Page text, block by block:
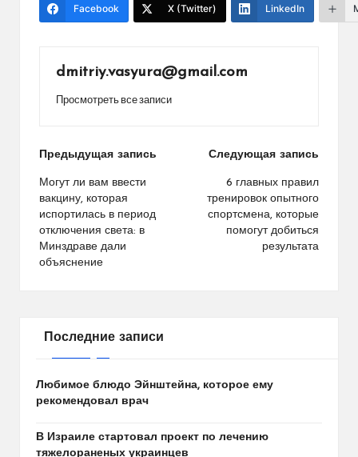
Facebook X (Twitter) LinkedIn
dmitriy.vasyura@gmail.com
Просмотреть все записи
Навигация
по
записям
Предыдущая запись
Могут ли вам ввести
вакцину, которая
испортилась в период
отключения света: в
Минздраве дали
объяснение
Следующая запись
6 главных правил
тренировок опытного
спортсмена, которые
помогут добиться
результата
Последние записи
Любимое блюдо Эйнштейна, которое ему
рекомендовал врач
В Израиле стартовал проект по лечению
тяжелораненых украинцев